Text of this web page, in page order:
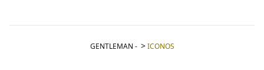
GENTLEMAN - ICONOS